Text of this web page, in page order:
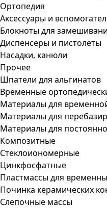
Ортопедия
Аксессуары и
Блокноты для
Диспенсеры и пистолеты
Насадки, канюли
Прочее
Шпатели для альгинатов
Временные
Материалы для
Материалы для
Материалы для
Композитные
Стеклоиономерные
Цинкфосфатные
Пластмассы для
Починка керамических
Слепочные массы